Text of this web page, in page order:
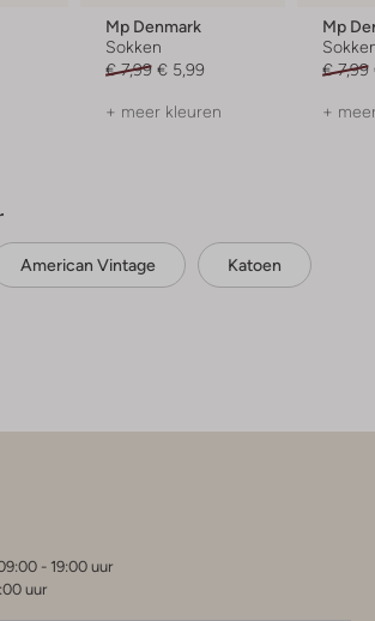
Mp Denmark
Sokken
€ 7,99 € 5,99
+ meer kleuren
Mp
€ 7,99
+
American Vintage Katoen
- 19:00 uur
uur